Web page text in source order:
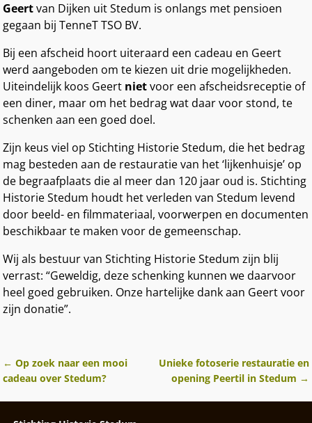
Geertvan Dijken uit Stedum is onlangs met pensioen
gegaan bij TenneT TSO BV.
Bij een afscheid hoort uiteraard een cadeau en Geert
werd aangeboden om te kiezen uit drie mogelijkheden.
Uiteindelijk koos Geert nietvoor een afscheidsreceptie of
een diner, maar om het bedrag wat daar voor stond, te
schenken aan een goed doel.
Zijn keus viel op Stichting Historie Stedum, die het bedrag
mag besteden aan de restauratie van het ‘lijkenhuisje’ op
de begraafplaats die al meer dan 120 jaar oud is. Stichting
Historie Stedum houdt het verleden van Stedum levend
door beeld- en filmmateriaal, voorwerpen en documenten
beschikbaar te maken voor de gemeenschap.
Wij als bestuur van Stichting Historie Stedum zijn blij
verrast: “Geweldig, deze schenking kunnen we daarvoor
heel goed gebruiken. Onze hartelijke dank aan Geert voor
zijn donatie”.
Berichtnavigatie
← Op zoek naar een mooi
cadeau over Stedum?
Unieke fotoserie restauratie en
opening Peertil in Stedum →